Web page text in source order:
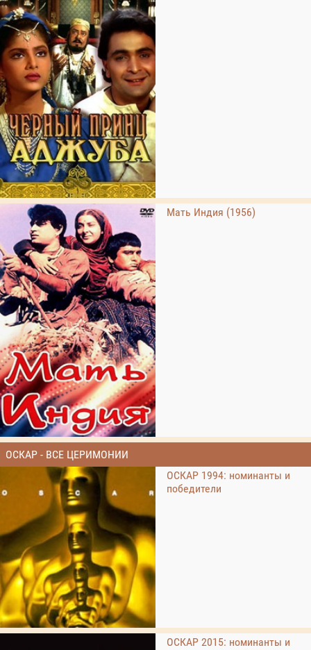
Мать Индия (1956)
ОСКАР - ВСЕ ЦЕРИМОНИИ
ОСКАР 1994: номинанты и
победители
ОСКАР 2015: номинанты и